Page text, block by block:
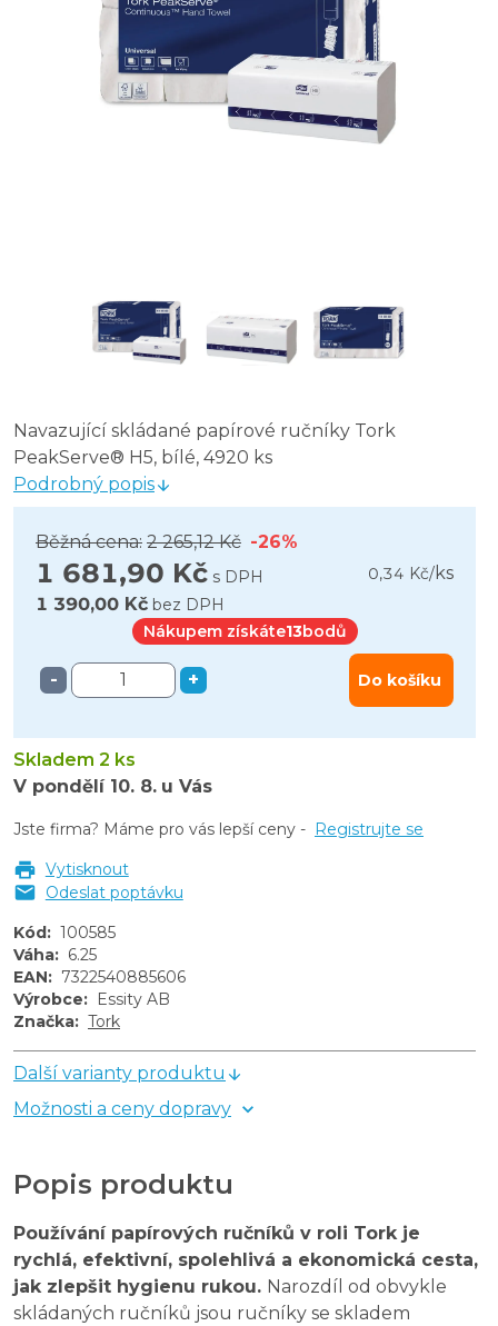
Navazující skládané papírové ručníky Tork
PeakServe® H5, bílé, 4920 ks
Podrobný popis
Běžná cena: 2 265,12 Kč -26%
1 681,90 Kč s DPH 0,34 Kč/ks
1 390,00 Kč bez DPH
Nákupem získáte13bodů
- + Do košíku
Skladem 2 ks
V pondělí 10. 8. u Vás
Jste firma? Máme pro vás lepší ceny - Registrujte se
Vytisknout
Odeslat poptávku
Kód : 100585
Váha: 6.25
EAN: 7322540885606
Výrobce:
Essity AB
Značka: Tork
Další varianty produktu
Možnosti a ceny dopravy
Popis produktu
Používání papírových ručníků v roli Tork je
rychlá, efektivní, spolehlivá a ekonomická cesta,
jak zlepšit hygienu rukou. Narozdíl od obvykle
skládaných ručníků jsou ručníky se skladem